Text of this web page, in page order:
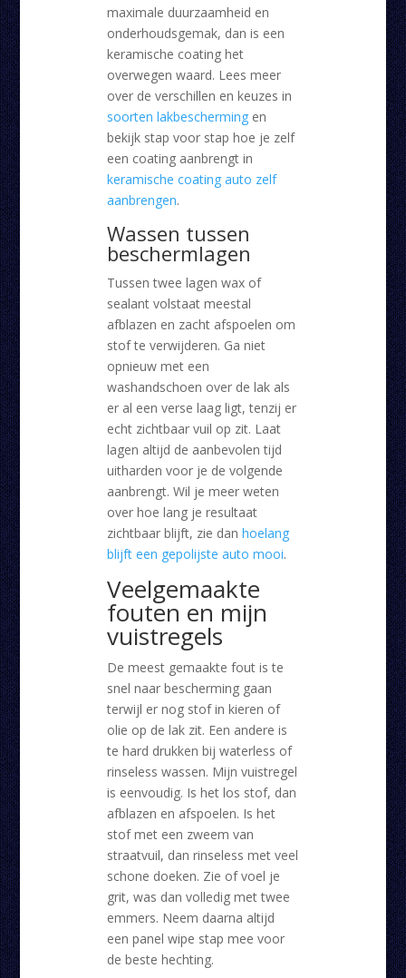
maximale duurzaamheid en
onderhoudsgemak, dan is een
keramische coating het
overwegen waard. Lees meer
over de verschillen en keuzes in
soorten lakbeschermingen
bekijk stap voor stap hoe je zelf
een coating aanbrengt in
keramische coating auto zelf
aanbrengen.
Wassen tussen
beschermlagen
Tussen twee lagen wax of
sealant volstaat meestal
afblazen en zacht afspoelen om
stof te verwijderen. Ga niet
opnieuw met een
washandschoen over de lak als
er al een verse laag ligt, tenzij er
echt zichtbaar vuil op zit. Laat
lagen altijd de aanbevolen tijd
uitharden voor je de volgende
aanbrengt. Wil je meer weten
over hoe lang je resultaat
zichtbaar blijft, zie dan hoelang
blijft een gepolijste auto mooi.
Veelgemaakte
fouten en mijn
vuistregels
De meest gemaakte fout is te
snel naar bescherming gaan
terwijl er nog stof in kieren of
olie op de lak zit. Een andere is
te hard drukken bij waterless of
rinseless wassen. Mijn vuistregel
is eenvoudig. Is het los stof, dan
afblazen en afspoelen. Is het
stof met een zweem van
straatvuil, dan rinseless met veel
schone doeken. Zie of voel je
grit, was dan volledig met twee
emmers. Neem daarna altijd
een panel wipe stap mee voor
de beste hechting.